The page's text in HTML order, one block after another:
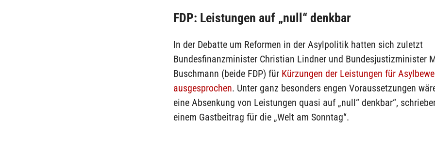
FDP: Leistungen auf „null“ denkbar
In der Debatte um Reformen in der Asylpolitik hatten sich zuletzt
Bundesfinanzminister Christian Lindner und Bundesjustizminister
Buschmann (beide FDP) für Kürzungen der Leistungen für
ausgesprochen. Unter ganz besonders engen Voraussetzungen
eine Absenkung von Leistungen quasi auf „null“ denkbar“,
einem Gastbeitrag für die „Welt am Sonntag“.